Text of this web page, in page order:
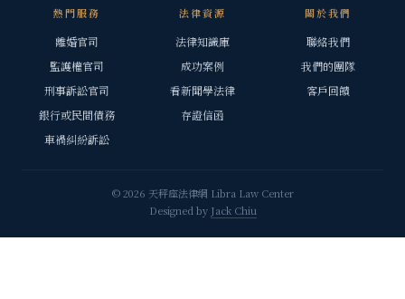
熱門服務
離婚官司
監護權官司
刑事訴訟官司
銀行或民間債務
車禍糾紛訴訟
法律資源
法律知識庫
成功案例
看新聞學法律
存證信函
關於我們
聯絡我們
我們的團隊
客戶回饋
© 2026 天秤座法律網 Libra Law Center
Designed by Jack Chiu